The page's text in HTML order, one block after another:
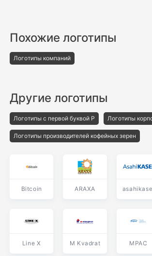
Похожие логотипы
Логотипы компаний
Другие логотипы
Логотипы с первой буквой P Логотипы
Логотипы производителей кофейных зерен
Bitcoin ARAXA
Line X M Kvadrat MPAC